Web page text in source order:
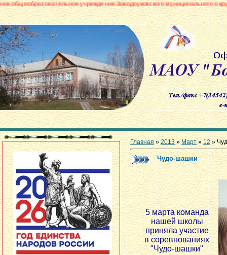
учреждение Заводоуковского муниципального округа
Главная »2013 » Март » 12 »
Чудо-шашки
5 марта команда
нашей школы
приняла участие
в соревнованиях
"Чудо-шашки"